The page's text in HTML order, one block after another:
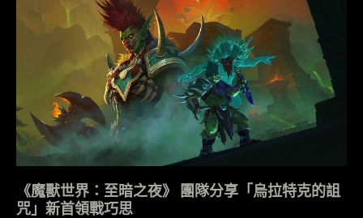
《魔獸世界：至暗之夜》 團隊分享「烏拉特克的詛
咒」新首領戰巧思